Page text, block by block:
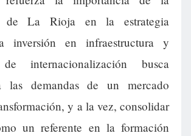
de La Rioja en la estrategia
inversión en infraestructura y
de internacionalización busca
las demandas de un mercado
y a la vez, consolidar
un referente en la formación